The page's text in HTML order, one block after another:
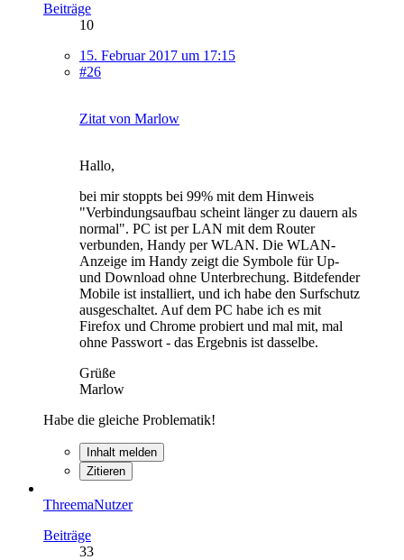
Beiträge
10
15. Februar 2017 um 17:15
#26
Zitat von Marlow
Hallo,
bei mir stoppts bei 99% mit dem Hinweis
"Verbindungsaufbau scheint länger zu dauern als
normal". PC ist per LAN mit dem Router
verbunden, Handy per WLAN. Die WLAN-
Anzeige im Handy zeigt die Symbole für Up-
und Download ohne Unterbrechung. Bitdefender
Mobile ist installiert, und ich habe den Surfschutz
ausgeschaltet. Auf dem PC habe ich es mit
Firefox und Chrome probiert und mal mit, mal
ohne Passwort - das Ergebnis ist dasselbe.
Grüße
Marlow
Habe die gleiche Problematik!
Inhalt melden
Zitieren
ThreemaNutzer
Beiträge
33